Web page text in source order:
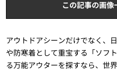
この記事の画像
アウトドアシーンだけでなく、
や防寒着として重宝する「ソフ
る万能アウターを探すなら、世